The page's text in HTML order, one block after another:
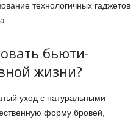
технологичных гаджетов
бьюти-
жизни?
уход с натуральными
форму бровей,